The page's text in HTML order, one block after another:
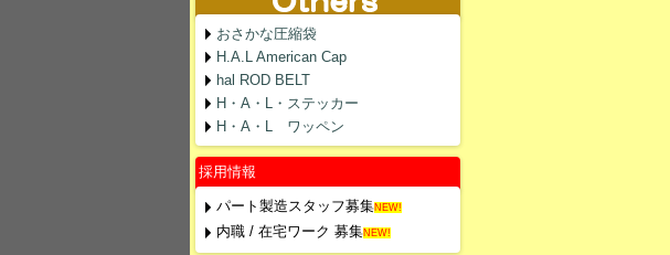
おさかな圧縮袋
H.A.L American Cap
hal ROD BELT
H・A・L・ステッカー
H・A・L ワッペン
採用情報
パート製造スタッフ募集NEW!
内職 / 在宅ワーク 募集NEW!